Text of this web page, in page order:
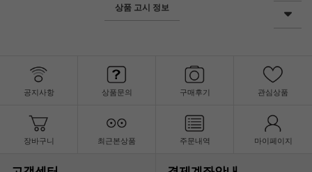
상품 고시 정보
공지사항 상품문의 구매후기 관심상품
장바구니 최근본상품 주문내역 마이페이지